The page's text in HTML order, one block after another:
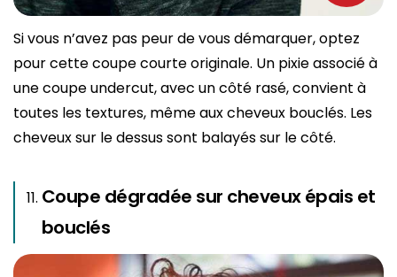
Si vous n’avez pas peur de vous démarquer, optez
pour cette coupe courte originale. Un pixie associé à
une coupe undercut, avec un côté rasé, convient à
toutes les textures, même aux cheveux bouclés. Les
cheveux sur le dessus sont balayés sur le côté.
Coupe dégradée sur cheveux épais et
bouclés